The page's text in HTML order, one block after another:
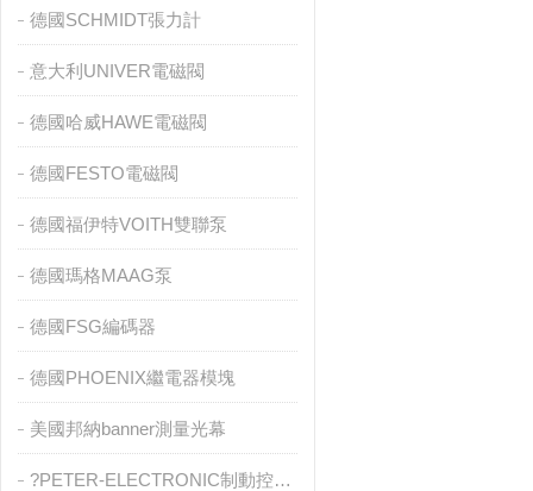
德國SCHMIDT張力計
意大利UNIVER電磁閥
德國哈威HAWE電磁閥
德國FESTO電磁閥
德國福伊特VOITH雙聯泵
德國瑪格MAAG泵
德國FSG編碼器
德國PHOENIX繼電器模塊
美國邦納banner測量光幕
?PETER-ELECTRONIC制動控制器